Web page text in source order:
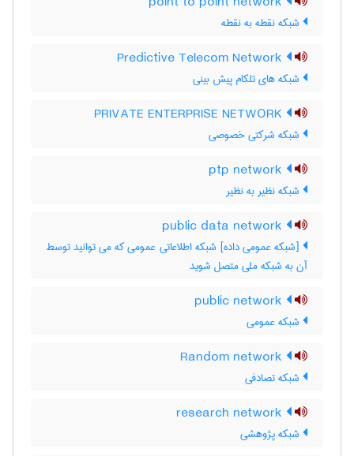
شبکه نقطه به نقطه
شبکه های تلکام پیش بینی
شبکه شرکتی خصوصی
شبکه نظیر به نظیر
[شبکه عمومی داده] شبکه اطلاعاتی عمومی که می توانید توسط
آن به شبکه ملی متصل شوید
شبکه عمومی
شبکه تصادفی
شبکه پژوهشی